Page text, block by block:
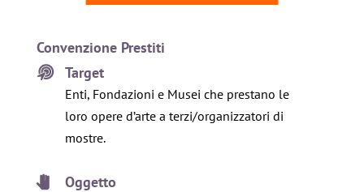
Convenzione Prestiti
Target
Enti, Fondazioni e Musei che prestano le
loro opere d’arte a terzi/organizzatori di
mostre.
Oggetto